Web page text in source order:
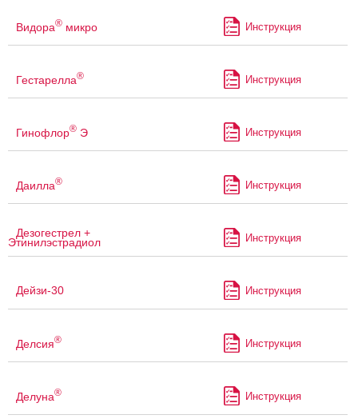
Видора® микро Инструкция
Гестарелла® Инструкция
Гинофлор® Э Инструкция
Даилла® Инструкция
Дезогестрел +
Этинилэстрадиол Инструкция
Дейзи-30 Инструкция
Делсия® Инструкция
Делуна® Инструкция